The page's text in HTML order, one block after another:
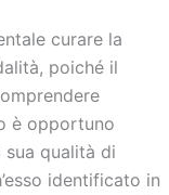
curare la
poiché il
è opportuno
qualità di
identificato in